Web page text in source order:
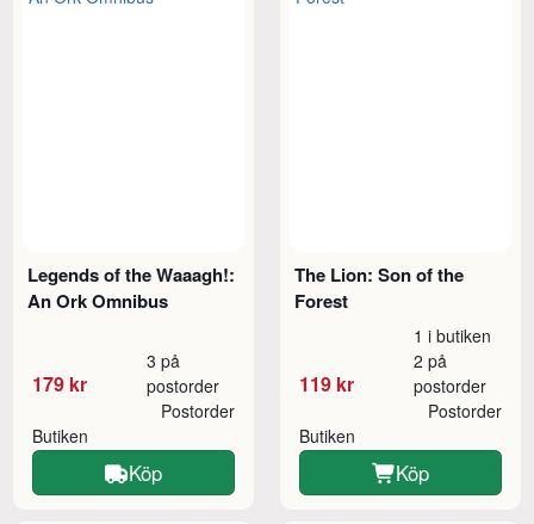
Legends of the Waaagh!:
An Ork Omnibus
179 kr
3 på
postorder
Butiken
Postorder
Köp
The Lion: Son of the
Forest
119 kr
1 i butiken
2 på
postorder
Butiken
Postorder
Köp